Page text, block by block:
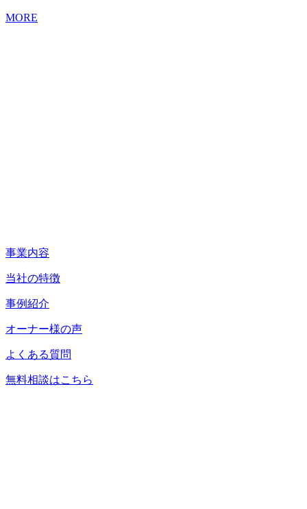
MORE
事業内容
当社の特徴
事例紹介
オーナー様の声
よくある質問
無料相談はこちら